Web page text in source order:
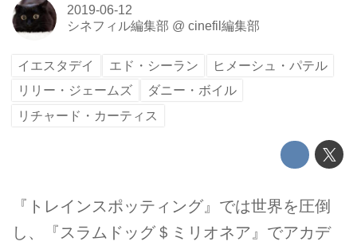
2019-06-12
シネフィル編集部 @ cinefil編集部
イエスタデイ エド・シーラン
ヒメーシュ・パテル
リリー・ジェームズ
ダニー・ボイル
リチャード・カーティス
『トレインスポッティング』では世界を圧倒
し、『スラムドッグ＄ミリオネア』でアカデ